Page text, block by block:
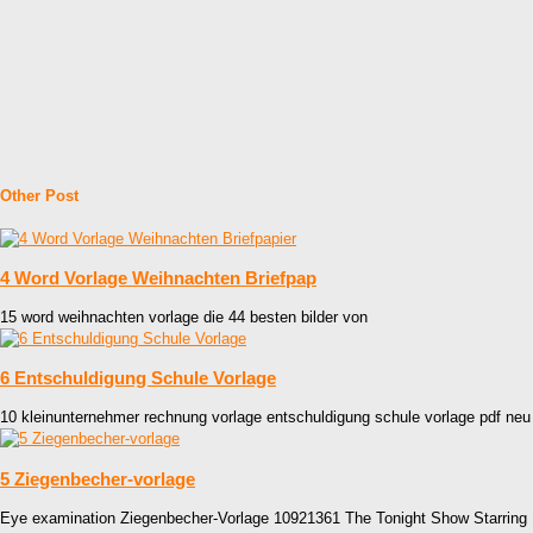
Other Post
4 Word Vorlage Weihnachten Briefpap
15 word weihnachten vorlage die 44 besten bilder von
6 Entschuldigung Schule Vorlage
10 kleinunternehmer rechnung vorlage entschuldigung schule vorlage pdf neu
5 Ziegenbecher-vorlage
Eye examination Ziegenbecher-Vorlage 10921361 The Tonight Show Starring